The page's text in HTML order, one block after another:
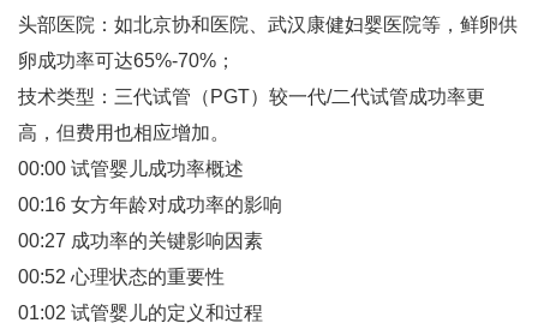
头部医院‌：如北京协和医院、武汉康健妇婴医院等，鲜卵供
卵成功率可达65%-70%‌；
技术类型‌：三代试管（PGT）较一代/二代试管成功率更
高，但费用也相应增加‌。
00:00 试管婴儿成功率概述
00:16 女方年龄对成功率的影响
00:27 成功率的关键影响因素
00:52 心理状态的重要性
01:02 试管婴儿的定义和过程